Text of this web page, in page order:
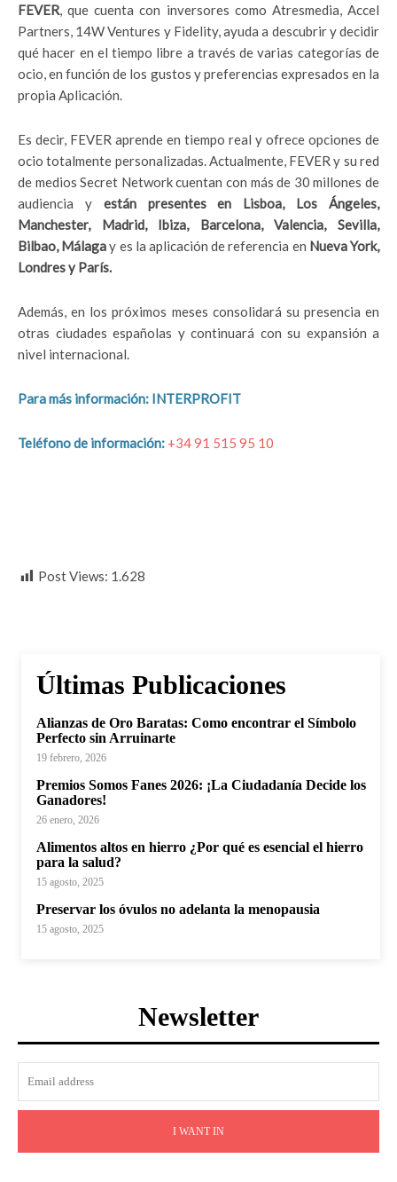
FEVER, que cuenta con inversores como Atresmedia, Accel
Partners, 14W Ventures y Fidelity, ayuda a descubrir y decidir
qué hacer en el tiempo libre a través de varias categorías de
ocio, en función de los gustos y preferencias expresados en la
propia Aplicación.
Es decir, FEVER aprende en tiempo real y ofrece opciones de
ocio totalmente personalizadas. Actualmente, FEVER y su red
de medios Secret Network cuentan con más de 30 millones de
audiencia y están presentes en Lisboa, Los Ángeles,
Manchester, Madrid, Ibiza, Barcelona, Valencia, Sevilla,
Bilbao, Málagay es la aplicación de referencia en Nueva York,
Londres y París.
Además, en los próximos meses consolidará su presencia en
otras ciudades españolas y continuará con su expansión a
nivel internacional.
Para más información: INTERPROFIT
Teléfono de información: +34 91 515 95 10
Post Views: 1.628
Últimas Publicaciones
Alianzas de Oro Baratas: Como encontrar el Símbolo
Perfecto sin Arruinarte
19 febrero, 2026
Premios Somos Fanes 2026: ¡La Ciudadanía Decide los
Ganadores!
26 enero, 2026
Alimentos altos en hierro ¿Por qué es esencial el hierro
para la salud?
15 agosto, 2025
Preservar los óvulos no adelanta la menopausia
15 agosto, 2025
Newsletter
I WANT IN